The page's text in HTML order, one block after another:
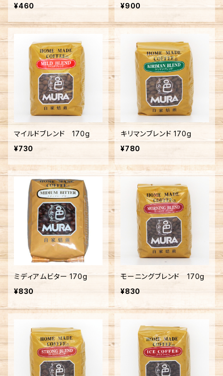
¥460
¥900
マイルドブレンド 170g
¥730
キリマンブレンド 170g
¥780
ミディアムビター 170g
¥830
モーニングブレンド 170g
¥830